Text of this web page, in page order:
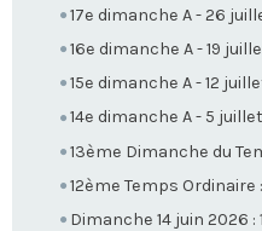
17e dimanche A - 26
16e dimanche A - 19
15e dimanche A - 12
14e dimanche A - 5
13ème Dimanche du
12ème Temps
Dimanche 14 juin 2026 :